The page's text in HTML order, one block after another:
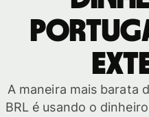
A maneira mais barata
BRL é usando o